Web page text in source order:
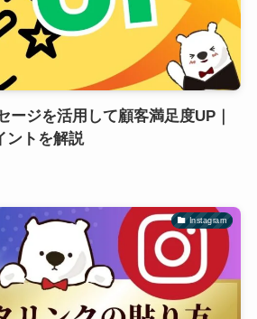
ージを活用して顧客満足度UP｜
ントを解説
Instagram